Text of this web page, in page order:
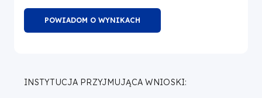
POWIADOM O WYNIKACH
INSTYTUCJA PRZYJMUJĄCA WNIOSKI: